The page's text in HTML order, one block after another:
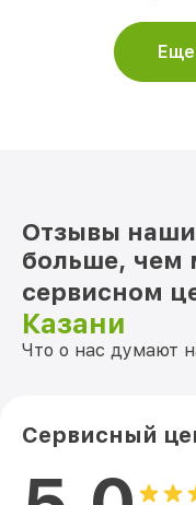
Отзывы
больше, чем
сервисном
Казани
Что о нас думают
Сервисный